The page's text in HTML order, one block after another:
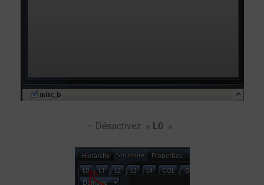
– Désactivez » L0 » :